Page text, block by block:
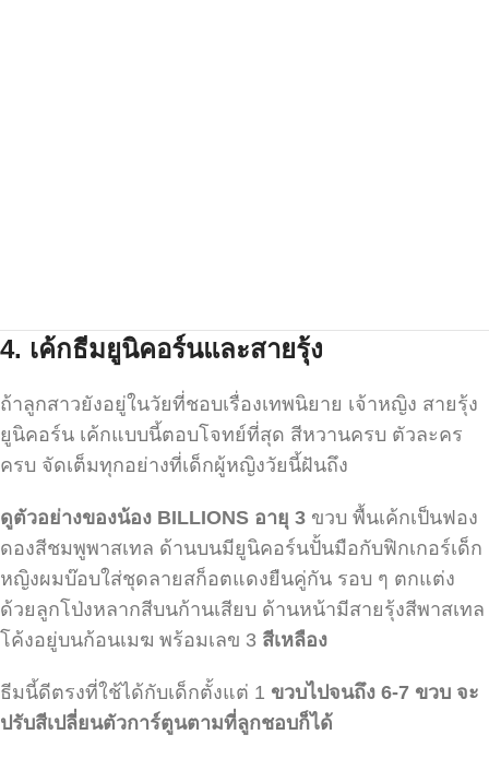
4. เค้กธีมยูนิคอร์นและสายรุ้ง
ถ้าลูกสาวยังอยู่ในวัยที่ชอบเรื่องเทพนิยาย เจ้าหญิง สายรุ้ง
ยูนิคอร์น เค้กแบบนี้ตอบโจทย์ที่สุด สีหวานครบ ตัวละคร
ครบ จัดเต็มทุกอย่างที่เด็กผู้หญิงวัยนี้ฝันถึง
ดูตัวอย่างของน้อง BILLIONS อายุ 3 ขวบ พื้นเค้กเป็นฟอง
ดองสีชมพูพาสเทล ด้านบนมียูนิคอร์นปั้นมือกับฟิกเกอร์เด็ก
หญิงผมบ๊อบใส่ชุดลายสก็อตแดงยืนคู่กัน รอบ ๆ ตกแต่ง
ด้วยลูกโป่งหลากสีบนก้านเสียบ ด้านหน้ามีสายรุ้งสีพาสเทล
โค้งอยู่บนก้อนเมฆ พร้อมเลข 3 สีเหลือง
ธีมนี้ดีตรงที่ใช้ได้กับเด็กตั้งแต่ 1 ขวบไปจนถึง 6-7 ขวบ จะ
ปรับสีเปลี่ยนตัวการ์ตูนตามที่ลูกชอบก็ได้